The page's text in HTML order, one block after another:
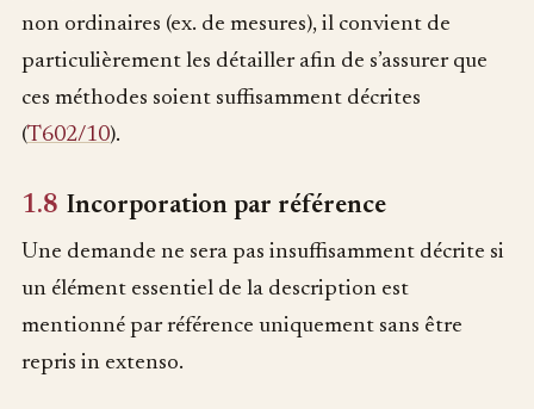
non ordinaires (ex. de mesures), il convient de
particulièrement les détailler afin de s’assurer que
ces méthodes soient suffisamment décrites
(T602/10).
1.8 Incorporation par référence
Une demande ne sera pas insuffisamment décrite si
un élément essentiel de la description est
mentionné par référence uniquement sans être
repris in extenso.